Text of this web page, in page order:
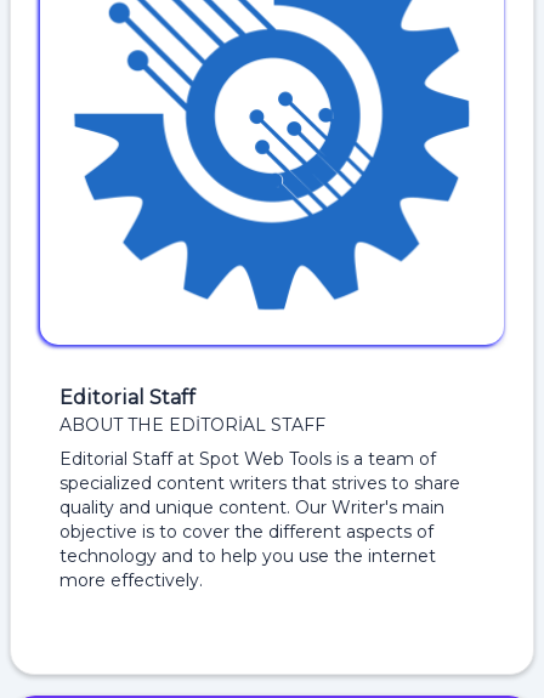
Editorial Staff
ABOUT THE EDITORIAL STAFF
Editorial Staff at Spot Web Tools is a team of
specialized content writers that strives to share
quality and unique content. Our Writer's main
objective is to cover the different aspects of
technology and to help you use the internet
more effectively.